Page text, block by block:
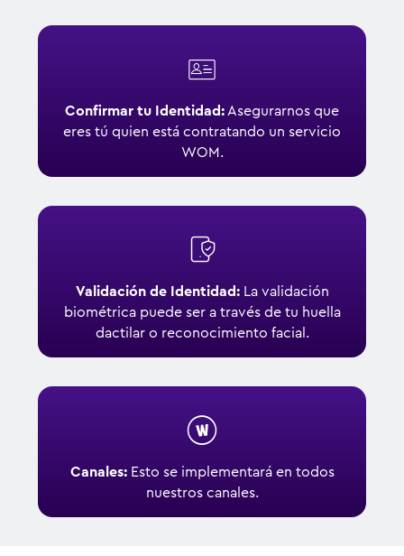
Confirmar tu Identidad:Asegurarnos que
eres tú quien está contratando un servicio
WOM.
Validación de Identidad:La validación
biométrica puede ser a través de tu huella
dactilar o reconocimiento facial.
Canales:Esto se implementará en todos
nuestros canales.